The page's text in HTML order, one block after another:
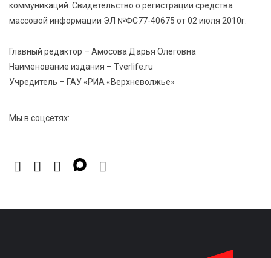
коммуникаций. Свидетельство о регистрации средства
массовой информации ЭЛ №ФС77-40675 от 02 июля 2010г.
Главный редактор – Амосова Дарья Олеговна
Наименование издания – Tverlife.ru
Учредитель – ГАУ «РИА «Верхневолжье»
Мы в соцсетях: